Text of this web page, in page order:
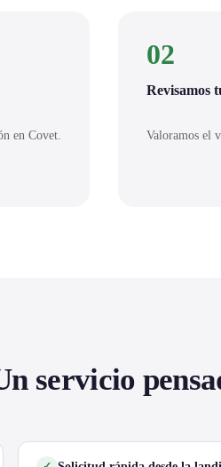
en Covet.
02
Revisamos
Valoramos el
servicio